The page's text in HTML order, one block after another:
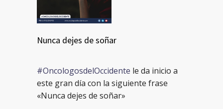
Nunca dejes de soñar
#OncologosdelOccidente le da inicio a
este gran día con la siguiente frase
«Nunca dejes de soñar»